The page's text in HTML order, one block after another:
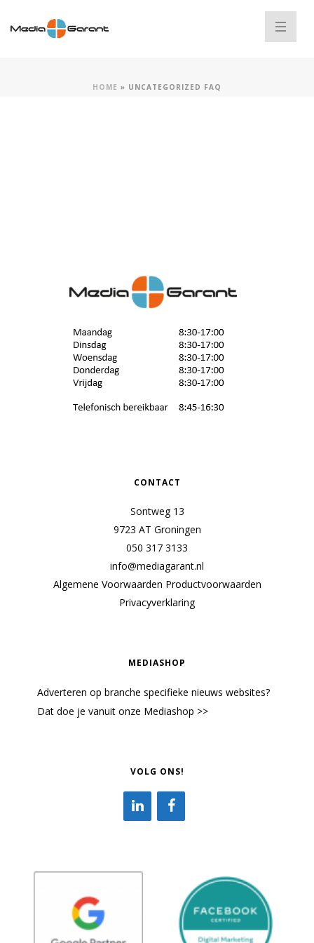
HOME » UNCATEGORIZED FAQ
CONTACT
Sontweg 13
9723 AT Groningen
050 317 3133
info@mediagarant.nl
Algemene Voorwaarden Productvoorwaarden
Privacyverklaring
MEDIASHOP
Adverteren op branche specifieke nieuws websites?
Dat doe je vanuit onze Mediashop >>
VOLG ONS!